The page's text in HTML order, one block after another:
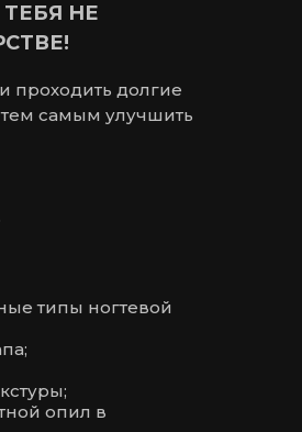
проходить долгие
самым улучшить
НЕ
типы ногтевой
опил в